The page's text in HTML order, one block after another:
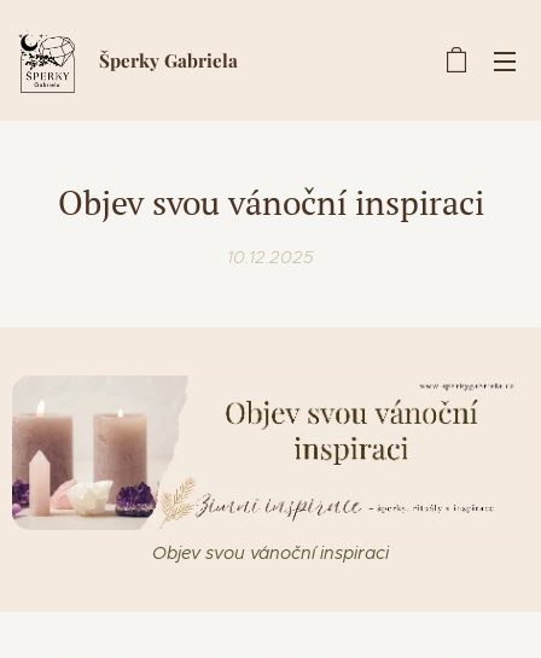
Šperky Gabriela
Objev svou vánoční inspiraci
10.12.2025
Objev svou vánoční inspiraci